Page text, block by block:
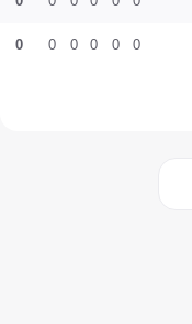
0
0
0
0
0
0